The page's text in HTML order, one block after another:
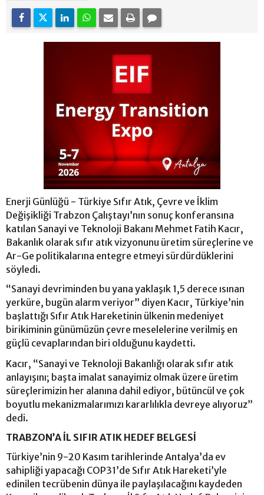
Enerji Günlüğü - Türkiye Sıfır Atık, Çevre ve İklim
Değişikliği Trabzon Çalıştayı’nın sonuç konferansına
katılan Sanayi ve Teknoloji Bakanı Mehmet Fatih Kacır,
Bakanlık olarak sıfır atık vizyonunu üretim süreçlerine ve
Ar-Ge politikalarına entegre etmeyi sürdürdüklerini
söyledi.
“Sanayi devriminden bu yana yaklaşık 1,5 derece ısınan
yerküre, bugün alarm veriyor” diyen Kacır, Türkiye’nin
başlattığı Sıfır Atık Hareketinin ülkenin medeniyet
birikiminin günümüzün çevre meselelerine verilmiş en
güçlü cevaplarından biri olduğunu kaydetti.
Kacır, “Sanayi ve Teknoloji Bakanlığı olarak sıfır atık
anlayışını; başta imalat sanayimiz olmak üzere üretim
süreçlerimizin her alanına dahil ediyor, bütüncül ve çok
boyutlu mekanizmalarımızı kararlılıkla devreye alıyoruz”
dedi.
TRABZON’A İL SIFIR ATIK HEDEF BELGESİ
Türkiye’nin 9-20 Kasım tarihlerinde Antalya’da ev
sahipliği yapacağı COP31’de Sıfır Atık Hareketi’yle
edinilen tecrübenin dünya ile paylaşılacağını kaydeden